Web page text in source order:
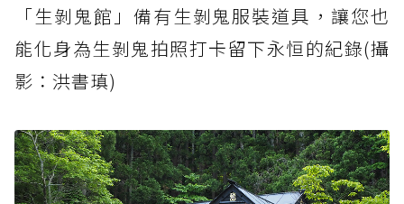
「生剝鬼館」備有生剝鬼服裝道具，讓您也
能化身為生剝鬼拍照打卡留下永恒的紀錄(攝
影：洪書瑱)